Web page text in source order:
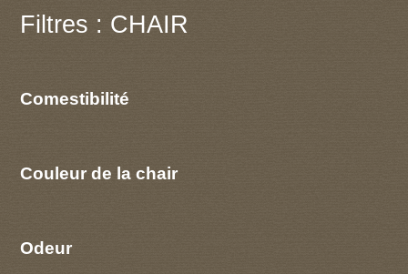
Filtres : CHAIR
Comestibilité
Couleur de la chair
Odeur